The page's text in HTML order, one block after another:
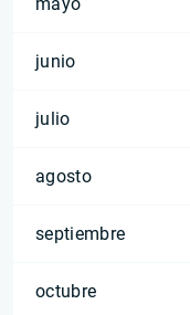
junio
julio
agosto
septiembre
octubre